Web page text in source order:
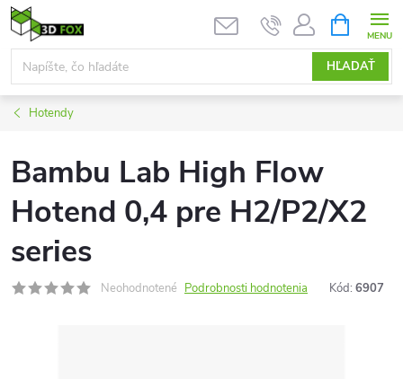
Prejsť
na
obsah
HĽADAŤ
KOŠÍK
Hotendy
Bambu Lab High Flow
Hotend 0,4 pre H2/P2/X2
series
Neohodnotené Podrobnosti hodnotenia Kód: 6907